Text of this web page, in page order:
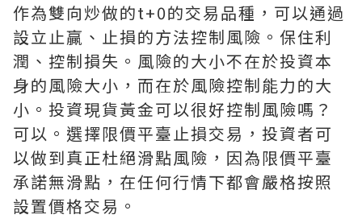
作為雙向炒做的t+0的交易品種，可以通過
設立止贏、止損的方法控制風險。保住利
潤、控制損失。風險的大小不在於投資本
身的風險大小，而在於風險控制能力的大
小。投資現貨黃金可以很好控制風險嗎？
可以。選擇限價平臺止損交易，投資者可
以做到真正杜絕滑點風險，因為限價平臺
承諾無滑點，在任何行情下都會嚴格按照
設置價格交易。